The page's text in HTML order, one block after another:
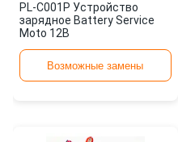
PL-C001P Устройство
зарядное Battery Service
Moto 12В
Возможные замены